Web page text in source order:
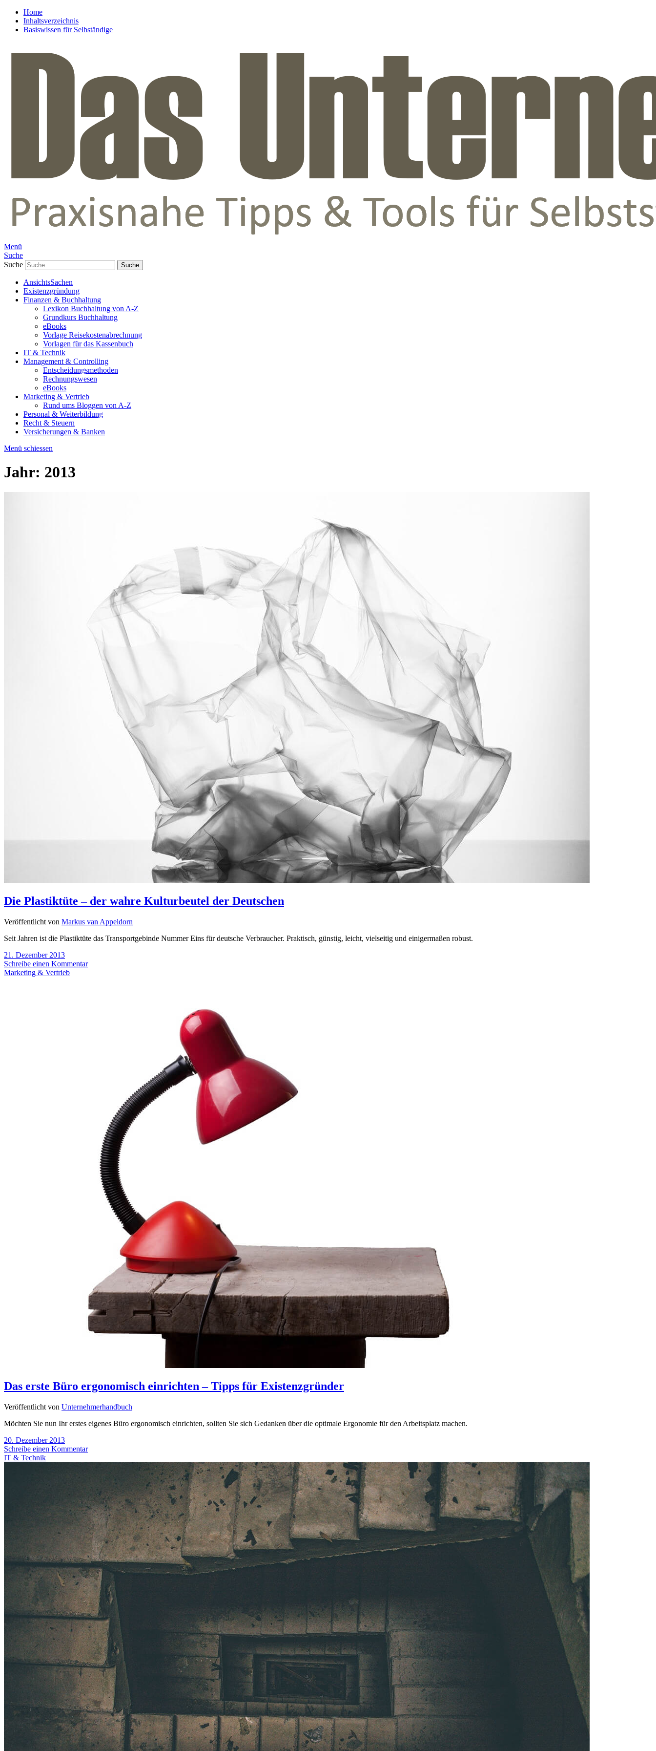
Home
Inhaltsverzeichnis
Basiswissen für Selbständige
Menü
Suche
Suche
AnsichtsSachen
Existenzgründung
Finanzen & Buchhaltung
Lexikon Buchhaltung von A-Z
Grundkurs Buchhaltung
eBooks
Vorlage Reisekostenabrechnung
Vorlagen für das Kassenbuch
IT & Technik
Management & Controlling
Entscheidungsmethoden
Rechnungswesen
eBooks
Marketing & Vertrieb
Rund ums Bloggen von A-Z
Personal & Weiterbildung
Recht & Steuern
Versicherungen & Banken
Menü schiessen
Jahr: 2013
Die Plastiktüte – der wahre Kulturbeutel der Deutschen
Veröffentlicht von Markus van Appeldorn
Seit Jahren ist die Plastiktüte das Transportgebinde Nummer Eins für deutsche Verbraucher. Praktisch, günstig, leicht, vielseitig und einigermaßen robust.
21. Dezember 2013
Schreibe einen Kommentar
Marketing & Vertrieb
Das erste Büro ergonomisch einrichten – Tipps für Existenzgründer
Veröffentlicht von Unternehmerhandbuch
Möchten Sie nun Ihr erstes eigenes Büro ergonomisch einrichten, sollten Sie sich Gedanken über die optimale Ergonomie für den Arbeitsplatz machen.
20. Dezember 2013
Schreibe einen Kommentar
IT & Technik